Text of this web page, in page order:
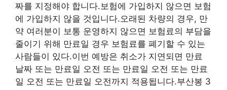
짜를 지정해야 합니다.보험에 가입하지 않으면 보험
에 가입하지 않을 것입니다.오래된 차량의 경우, 만
약 여러분이 보통 운영하지 않으면 보험료의 부담을
줄이기 위해 만료일 경우 보험료를 폐기할 수 있는
사람들이 있다.이번 예방은 취소가 지연되면 만료
날짜 또는 만료일 오전 또는 만료일 오전 또는 만료
일 오전 또는 만료일 오전까지 적용됩니다.부산봉 3